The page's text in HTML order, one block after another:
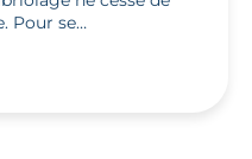
Pour se…